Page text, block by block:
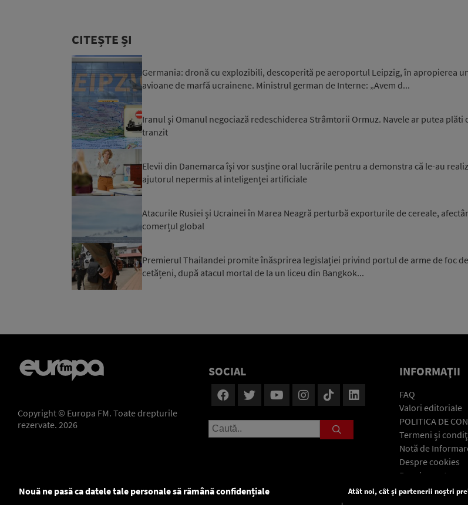
CITEȘTE ȘI
Germania: dronă cu explozibili, descoperită pe aeroportul Leipzig, în apropierea
avioane de marfă ucrainene. Ministrul german de Interne: „Avem d...
Iranul și Omanul negociază redeschiderea Strâmtorii Ormuz. Navele ar putea plăti
tranzit
Elevii din Danemarca își vor susține oral lucrările pentru a demonstra că le-au
ajutorul nepermis al inteligenței artificiale
Atacurile Rusiei și Ucrainei în Marea Neagră perturbă exporturile de cereale,
comerțul global
Premierul Thailandei promite înăsprirea legislației privind portul de arme de foc
cetățeni, după atacul mortal de la un liceu din Bangkok...
Copyright © Europa FM. Toate drepturile
rezervate. 2026
SOCIAL INFORMAŢII
FAQ
Valori editoriale
POLITICA DE
Termeni şi
Notă de
Despre cookies
Regulament
GDPR
Nouă ne pasă ca datele tale personale să rămână confidențiale Atât noi, cât și partenerii noștri